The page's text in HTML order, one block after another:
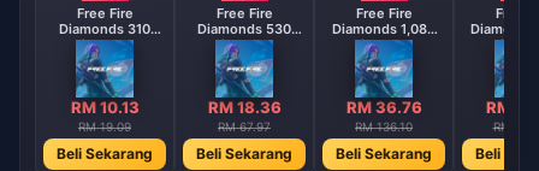
Free Fire
Diamonds 310
Diamonds
RM 10.13
RM 19.09
Beli Sekarang
Free Fire
Diamonds 530
Diamonds
【Middle East
region optional】
RM 18.36
RM 67.97
Beli Sekarang
Free Fire
Diamonds 1,080
Diamonds
【Middle East
region optional】
RM 36.76
RM 136.10
Beli Sekarang
Free
【
region
RM
RM
Beli